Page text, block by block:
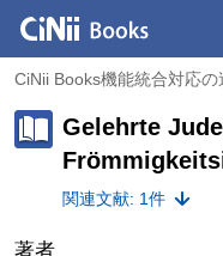
CiNii Books機能統合対応
Gelehrte
関連文献: 1件
著者